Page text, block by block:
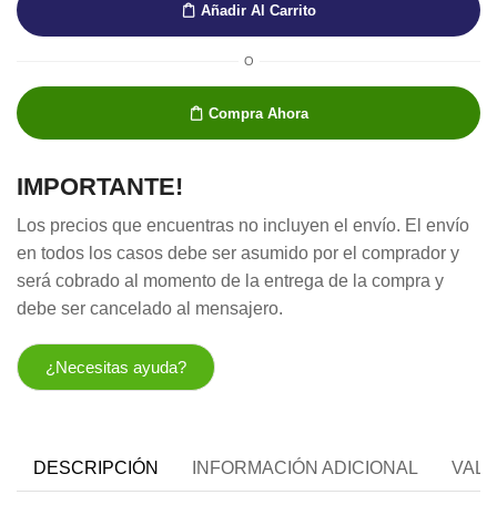
Añadir Al Carrito
O
Compra Ahora
IMPORTANTE!
Los precios que encuentras no incluyen el envío. El envío
en todos los casos debe ser asumido por el comprador y
será cobrado al momento de la entrega de la compra y
debe ser cancelado al mensajero.
¿Necesitas ayuda?
DESCRIPCIÓN INFORMACIÓN ADICIONAL